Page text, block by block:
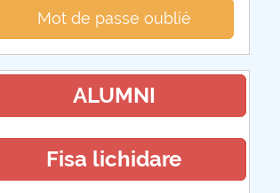
Mot de passe oublié
ALUMNI
Fisa lichidare